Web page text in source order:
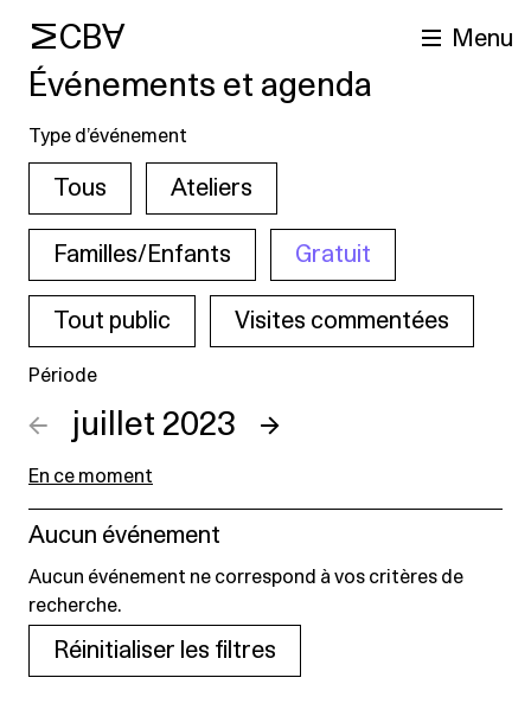
MCBA Menu
Événements et agenda
Type d’événement
Tous Ateliers
Familles/Enfants Gratuit
Tout public Visites commentées
Période
← juillet 2023 →
En ce moment
Aucun événement
Aucun événement ne correspond à vos critères de
recherche.
Réinitialiser les filtres